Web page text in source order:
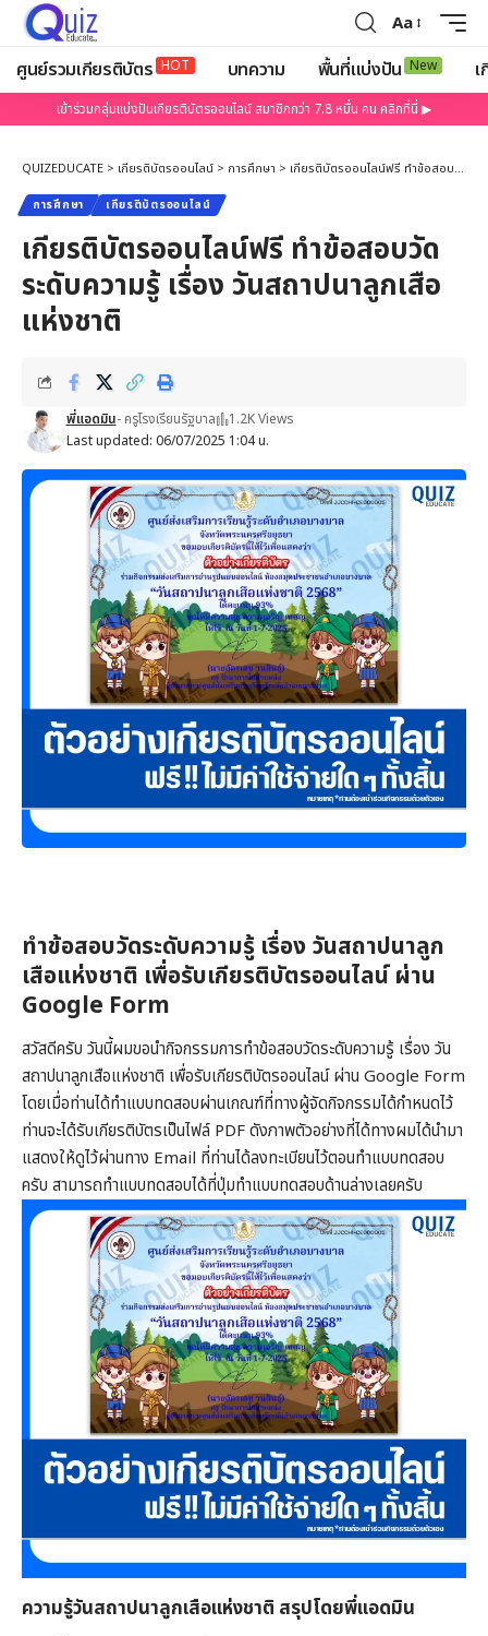
Aa
ศูนย์รวมเกียรติบัตร HOT บทความ พื้นที่แบ่งปัน New
เข้าร่วมกลุ่มแบ่งปันเกียรติบัตรออนไลน์ สมาชิกกว่า 7.8 หมื่น คน คลิกที่นี่ ▶
QUIZEDUCATE > เกียรติบัตรออนไลน์ > การศึกษา > เกียรติบัตรออนไลน์ฟรี ทำข้อสอบวัดระดับความรู้ เรื่อง วันสถาปนาลูกเสือแห่งชาติ
การศึกษา เกียรติบัตรออนไลน์
เกียรติบัตรออนไลน์ฟรี ทำข้อสอบวัด
ระดับความรู้ เรื่อง วันสถาปนาลูกเสือ
แห่งชาติ
Last updated: 06/07/2025 1:04 น.
พี่แอดมิน- ครูโรงเรียนรัฐบาล 1.2K Views
ทำข้อสอบวัดระดับความรู้ เรื่อง วันสถาปนาลูก
เสือแห่งชาติ เพื่อรับเกียรติบัตรออนไลน์ ผ่าน
Google Form
สวัสดีครับ วันนี้ผมขอนำกิจกรรมการทำข้อสอบวัดระดับความรู้ เรื่อง วัน
สถาปนาลูกเสือแห่งชาติ เพื่อรับเกียรติบัตรออนไลน์ ผ่าน Google Form
โดยเมื่อท่านได้ทำแบบทดสอบผ่านเกณฑ์ที่ทางผู้จัดกิจกรรมได้กำหนดไว้
ท่านจะได้รับเกียรติบัตรเป็นไฟล์ PDF ดังภาพตัวอย่างที่ได้ทางผมได้นำมา
แสดงให้ดูไว้ผ่านทาง Email ที่ท่านได้ลงทะเบียนไว้ตอนทำแบบทดสอบ
ครับ สามารถทำแบบทดสอบได้ที่ปุ่มทำแบบทดสอบด้านล่างเลยครับ
ความรู้วันสถาปนาลูกเสือแห่งชาติ สรุปโดยพี่แอดมิน